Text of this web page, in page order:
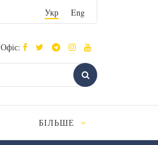
Укр Eng
Офіс:
БІЛЬШЕ